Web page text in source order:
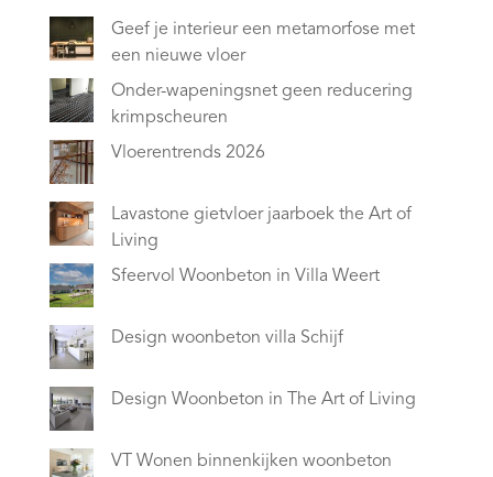
Geef je interieur een metamorfose met
een nieuwe vloer
Onder-wapeningsnet geen reducering
krimpscheuren
Vloerentrends 2026
Lavastone gietvloer jaarboek the Art of
Living
Sfeervol Woonbeton in Villa Weert
Design woonbeton villa Schijf
Design Woonbeton in The Art of Living
VT Wonen binnenkijken woonbeton